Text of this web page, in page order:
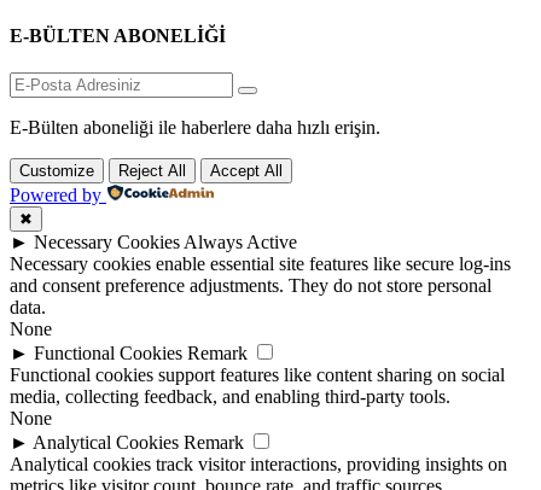
E-BÜLTEN ABONELİĞİ
E-Bülten aboneliği ile haberlere daha hızlı erişin.
Customize Reject All Accept All
Powered by
✖
► Necessary Cookies Always Active
Necessary cookies enable essential site features like secure log-ins
and consent preference adjustments. They do not store personal
data.
None
► Functional Cookies Remark
Functional cookies support features like content sharing on social
media, collecting feedback, and enabling third-party tools.
None
► Analytical Cookies Remark
Analytical cookies track visitor interactions, providing insights on
metrics like visitor count, bounce rate, and traffic sources.